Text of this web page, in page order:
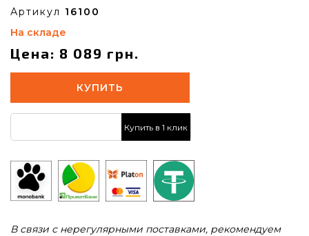
Артикул 16100
На складе
Цена: 8 089 грн.
КУПИТЬ
Купить в 1 клик
В связи с нерегулярными поставками, рекомендуем